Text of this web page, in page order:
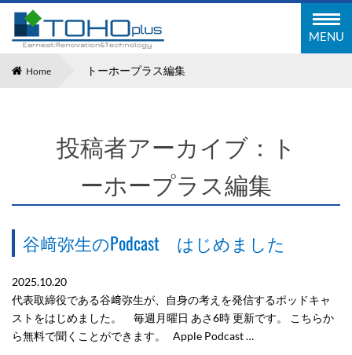
東邦塗装工業株式会社
MENU
Home トーホープラス編集
投稿者アーカイブ：ト
ーホープラス編集
谷﨑弥生のPodcast はじめました
2025.10.20
代表取締役である谷﨑弥生が、自身の考えを発信するポッドキャ
ストをはじめました。 毎週月曜日 あさ6時 更新です。 こちらか
ら無料で聞くことができます。 Apple Podcast …